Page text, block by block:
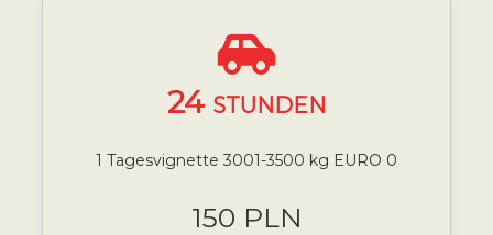
24 STUNDEN
1 Tagesvignette 3001-3500 kg EURO 0
150 PLN